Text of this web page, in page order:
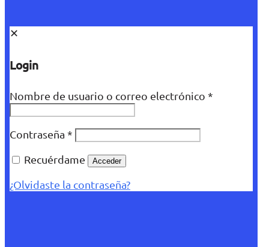
✕
Login
Nombre de usuario o correo electrónico *
Contraseña *
Recuérdame
Acceder
¿Olvidaste la contraseña?